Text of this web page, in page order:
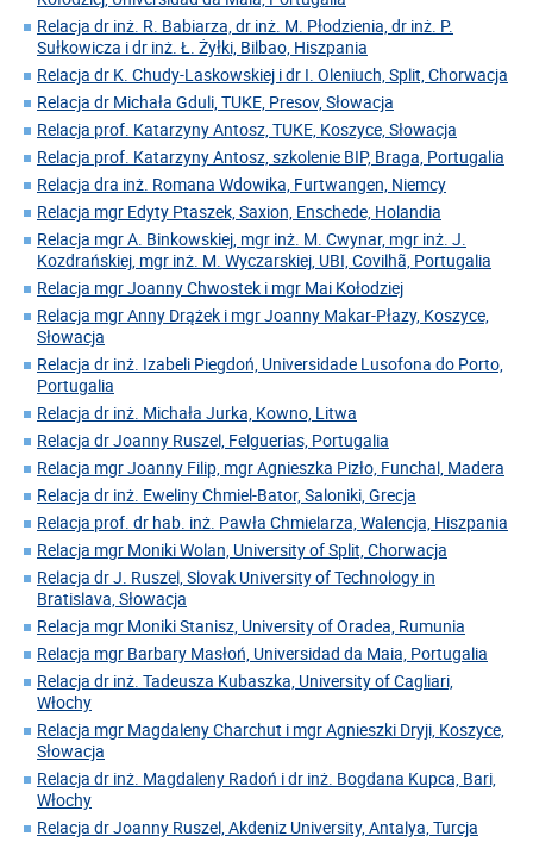
Relacja dr inż. R. Babiarza, dr inż. M. Płodzienia, dr inż. P.
Sułkowicza i dr inż. Ł. Żyłki, Bilbao, Hiszpania
Relacja dr K. Chudy-Laskowskiej i dr I. Oleniuch, Split, Chorwacja
Relacja dr Michała Gduli, TUKE, Presov, Słowacja
Relacja prof. Katarzyny Antosz, TUKE, Koszyce, Słowacja
Relacja prof. Katarzyny Antosz, szkolenie BIP, Braga, Portugalia
Relacja dra inż. Romana Wdowika, Furtwangen, Niemcy
Relacja mgr Edyty Ptaszek, Saxion, Enschede, Holandia
Relacja mgr A. Binkowskiej, mgr inż. M. Cwynar, mgr inż. J.
Kozdrańskiej, mgr inż. M. Wyczarskiej, UBI, Covilhã, Portugalia
Relacja mgr Joanny Chwostek i mgr Mai Kołodziej
Relacja mgr Anny Drążek i mgr Joanny Makar-Płazy, Koszyce,
Słowacja
Relacja dr inż. Izabeli Piegdoń, Universidade Lusofona do Porto,
Portugalia
Relacja dr inż. Michała Jurka, Kowno, Litwa
Relacja dr Joanny Ruszel, Felguerias, Portugalia
Relacja mgr Joanny Filip, mgr Agnieszka Pizło, Funchal, Madera
Relacja dr inż. Eweliny Chmiel-Bator, Saloniki, Grecja
Relacja prof. dr hab. inż. Pawła Chmielarza, Walencja, Hiszpania
Relacja mgr Moniki Wolan, University of Split, Chorwacja
Relacja dr J. Ruszel, Slovak University of Technology in
Bratislava, Słowacja
Relacja mgr Moniki Stanisz, University of Oradea, Rumunia
Relacja mgr Barbary Masłoń, Universidad da Maia, Portugalia
Relacja dr inż. Tadeusza Kubaszka, University of Cagliari,
Włochy
Relacja mgr Magdaleny Charchut i mgr Agnieszki Dryji, Koszyce,
Słowacja
Relacja dr inż. Magdaleny Radoń i dr inż. Bogdana Kupca, Bari,
Włochy
Relacja dr Joanny Ruszel, Akdeniz University, Antalya, Turcja